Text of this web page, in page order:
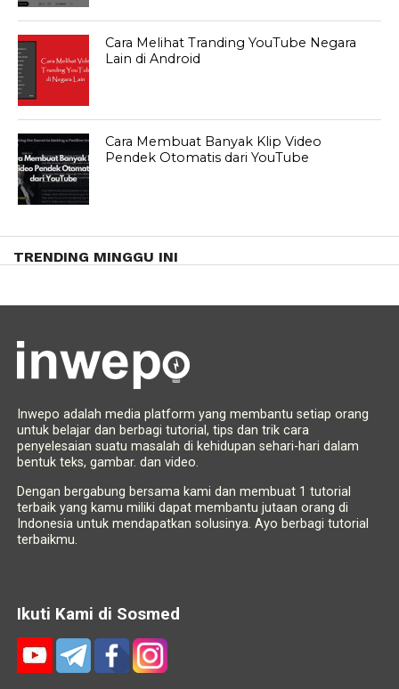
Cara Melihat Tranding YouTube Negara
Lain di Android
Cara Membuat Banyak Klip Video
Pendek Otomatis dari YouTube
TRENDING MINGGU INI
Inwepo adalah media platform yang membantu setiap orang
untuk belajar dan berbagi tutorial, tips dan trik cara
penyelesaian suatu masalah di kehidupan sehari-hari dalam
bentuk teks, gambar. dan video.
Dengan bergabung bersama kami dan membuat 1 tutorial
terbaik yang kamu miliki dapat membantu jutaan orang di
Indonesia untuk mendapatkan solusinya. Ayo berbagi tutorial
terbaikmu.
Ikuti Kami di Sosmed